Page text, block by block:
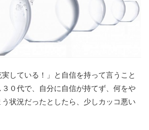
している！」と自信を持って言うこと
０代で、自分に自信が持てず、何をや
状況だったとしたら、少しカッコ悪い